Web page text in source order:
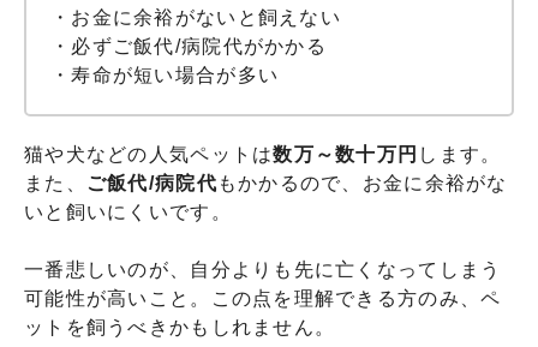
・お金に余裕がないと飼えない
・必ずご飯代/病院代がかかる
・寿命が短い場合が多い
猫や犬などの人気ペットは数万～数十万円 します。
また、
ご飯代/病院代 もかかるので、お金に余裕がな
いと飼いにくいです。
一番悲しいのが、自分よりも先に亡くなってしまう
可能性が高いこと。この点を理解できる方のみ、ペ
ットを飼うべきかもしれません。